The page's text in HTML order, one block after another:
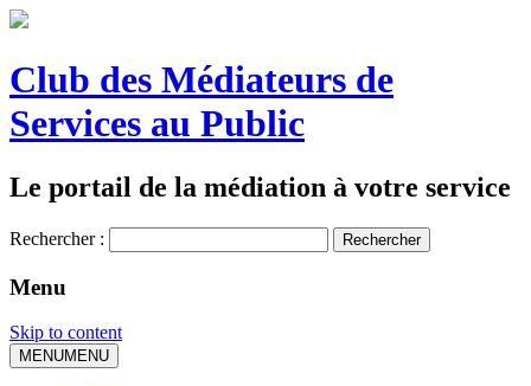
Club des Médiateurs de
Services au Public
Le portail de la médiation à votre service
Rechercher :
Menu
Skip to content
MENUMENU